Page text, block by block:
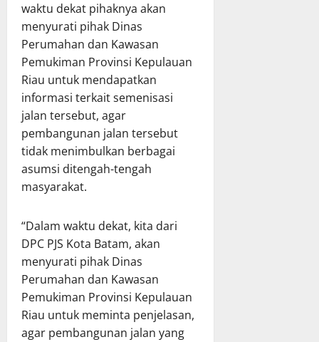
waktu dekat pihaknya akan
menyurati pihak Dinas
Perumahan dan Kawasan
Pemukiman Provinsi Kepulauan
Riau untuk mendapatkan
informasi terkait semenisasi
jalan tersebut, agar
pembangunan jalan tersebut
tidak menimbulkan berbagai
asumsi ditengah-tengah
masyarakat.
“Dalam waktu dekat, kita dari
DPC PJS Kota Batam, akan
menyurati pihak Dinas
Perumahan dan Kawasan
Pemukiman Provinsi Kepulauan
Riau untuk meminta penjelasan,
agar pembangunan jalan yang